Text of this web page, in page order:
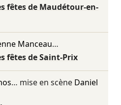
fêtes de Maudétour-en-
Manceau…
fêtes de Saint-Prix
… mise en scène Daniel